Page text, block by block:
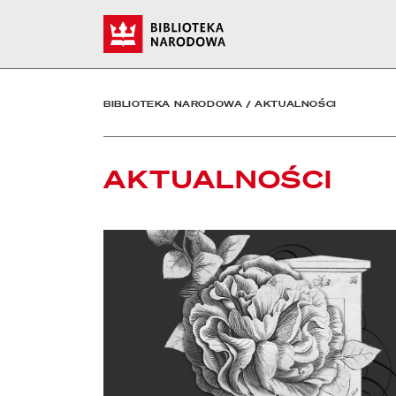
Aktualności - Biblioteka
BIBLIOTEKA NARODOWA /AKTUALNOŚCI
AKTUALNOŚCI
czytaj więcej o Zmarł Eugeniusz Kabatc